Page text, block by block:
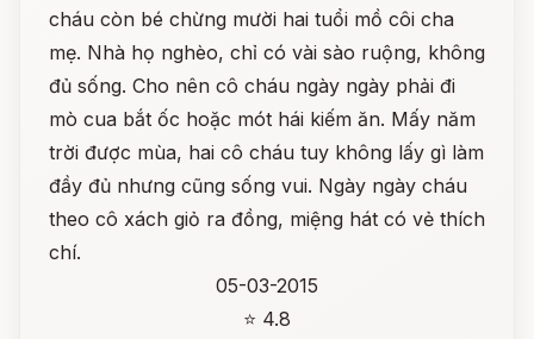
cháu còn bé chừng mười hai tuổi mồ côi cha
mẹ. Nhà họ nghèo, chỉ có vài sào ruộng, không
đủ sống. Cho nên cô cháu ngày ngày phải đi
mò cua bắt ốc hoặc mót hái kiếm ăn. Mấy năm
trời được mùa, hai cô cháu tuy không lấy gì làm
đầy đủ nhưng cũng sống vui. Ngày ngày cháu
theo cô xách giỏ ra đồng, miệng hát có vẻ thích
chí.
05-03-2015
⭐ 4.8